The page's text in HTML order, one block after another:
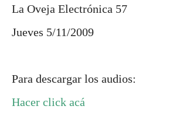
La Oveja Electrónica 57
Jueves 5/11/2009
Para descargar los audios:
Hacer click acá